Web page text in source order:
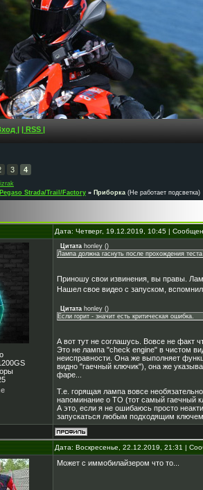
| | RSS |
3
4
Pegaso Strada/Trail/Factory » Приборка (Не работает подсветка)
Дата: Четверг, 19.12.2019, 10:45 |
Цитата honley ()
Лампа должна гаснуть после прохождения
Приношу свои извинения, вы правы.
Нашел свое видео с запуском,
Цитата honley ()
Если горит - значит есть критическая ошибка.
А вот тут не соглашусь. Вовсе не факт
Это не лампа "check engine" в чистом
неисправности. Она же выполняет
видно "гаечный ключик"), она же
фаре...
Т.е. горящая лампа вовсе
напоминание о ТО (тот самый гаечный
А это, если я не ошибаюсь просто
запускаться любым подходящим
Дата: Воскресенье, 22.12.2019, 21:31 |
Может с иммобилайзером что то...